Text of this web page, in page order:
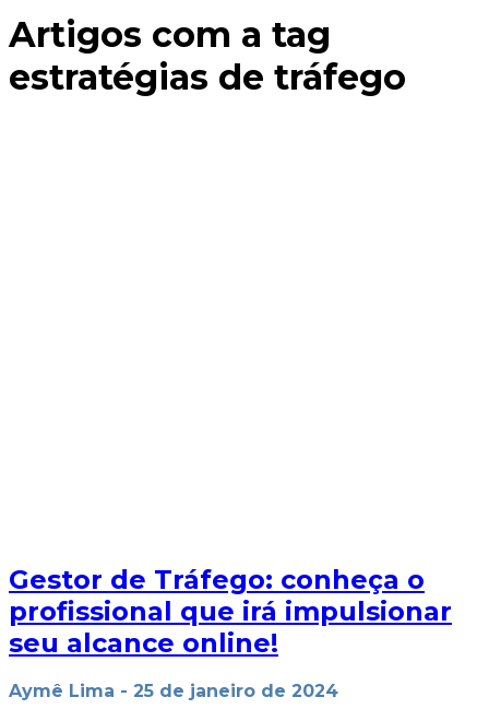
Artigos com a tag
estratégias de tráfego
Gestor de Tráfego: conheça o
profissional que irá impulsionar
seu alcance online!
Aymê Lima - 25 de janeiro de 2024